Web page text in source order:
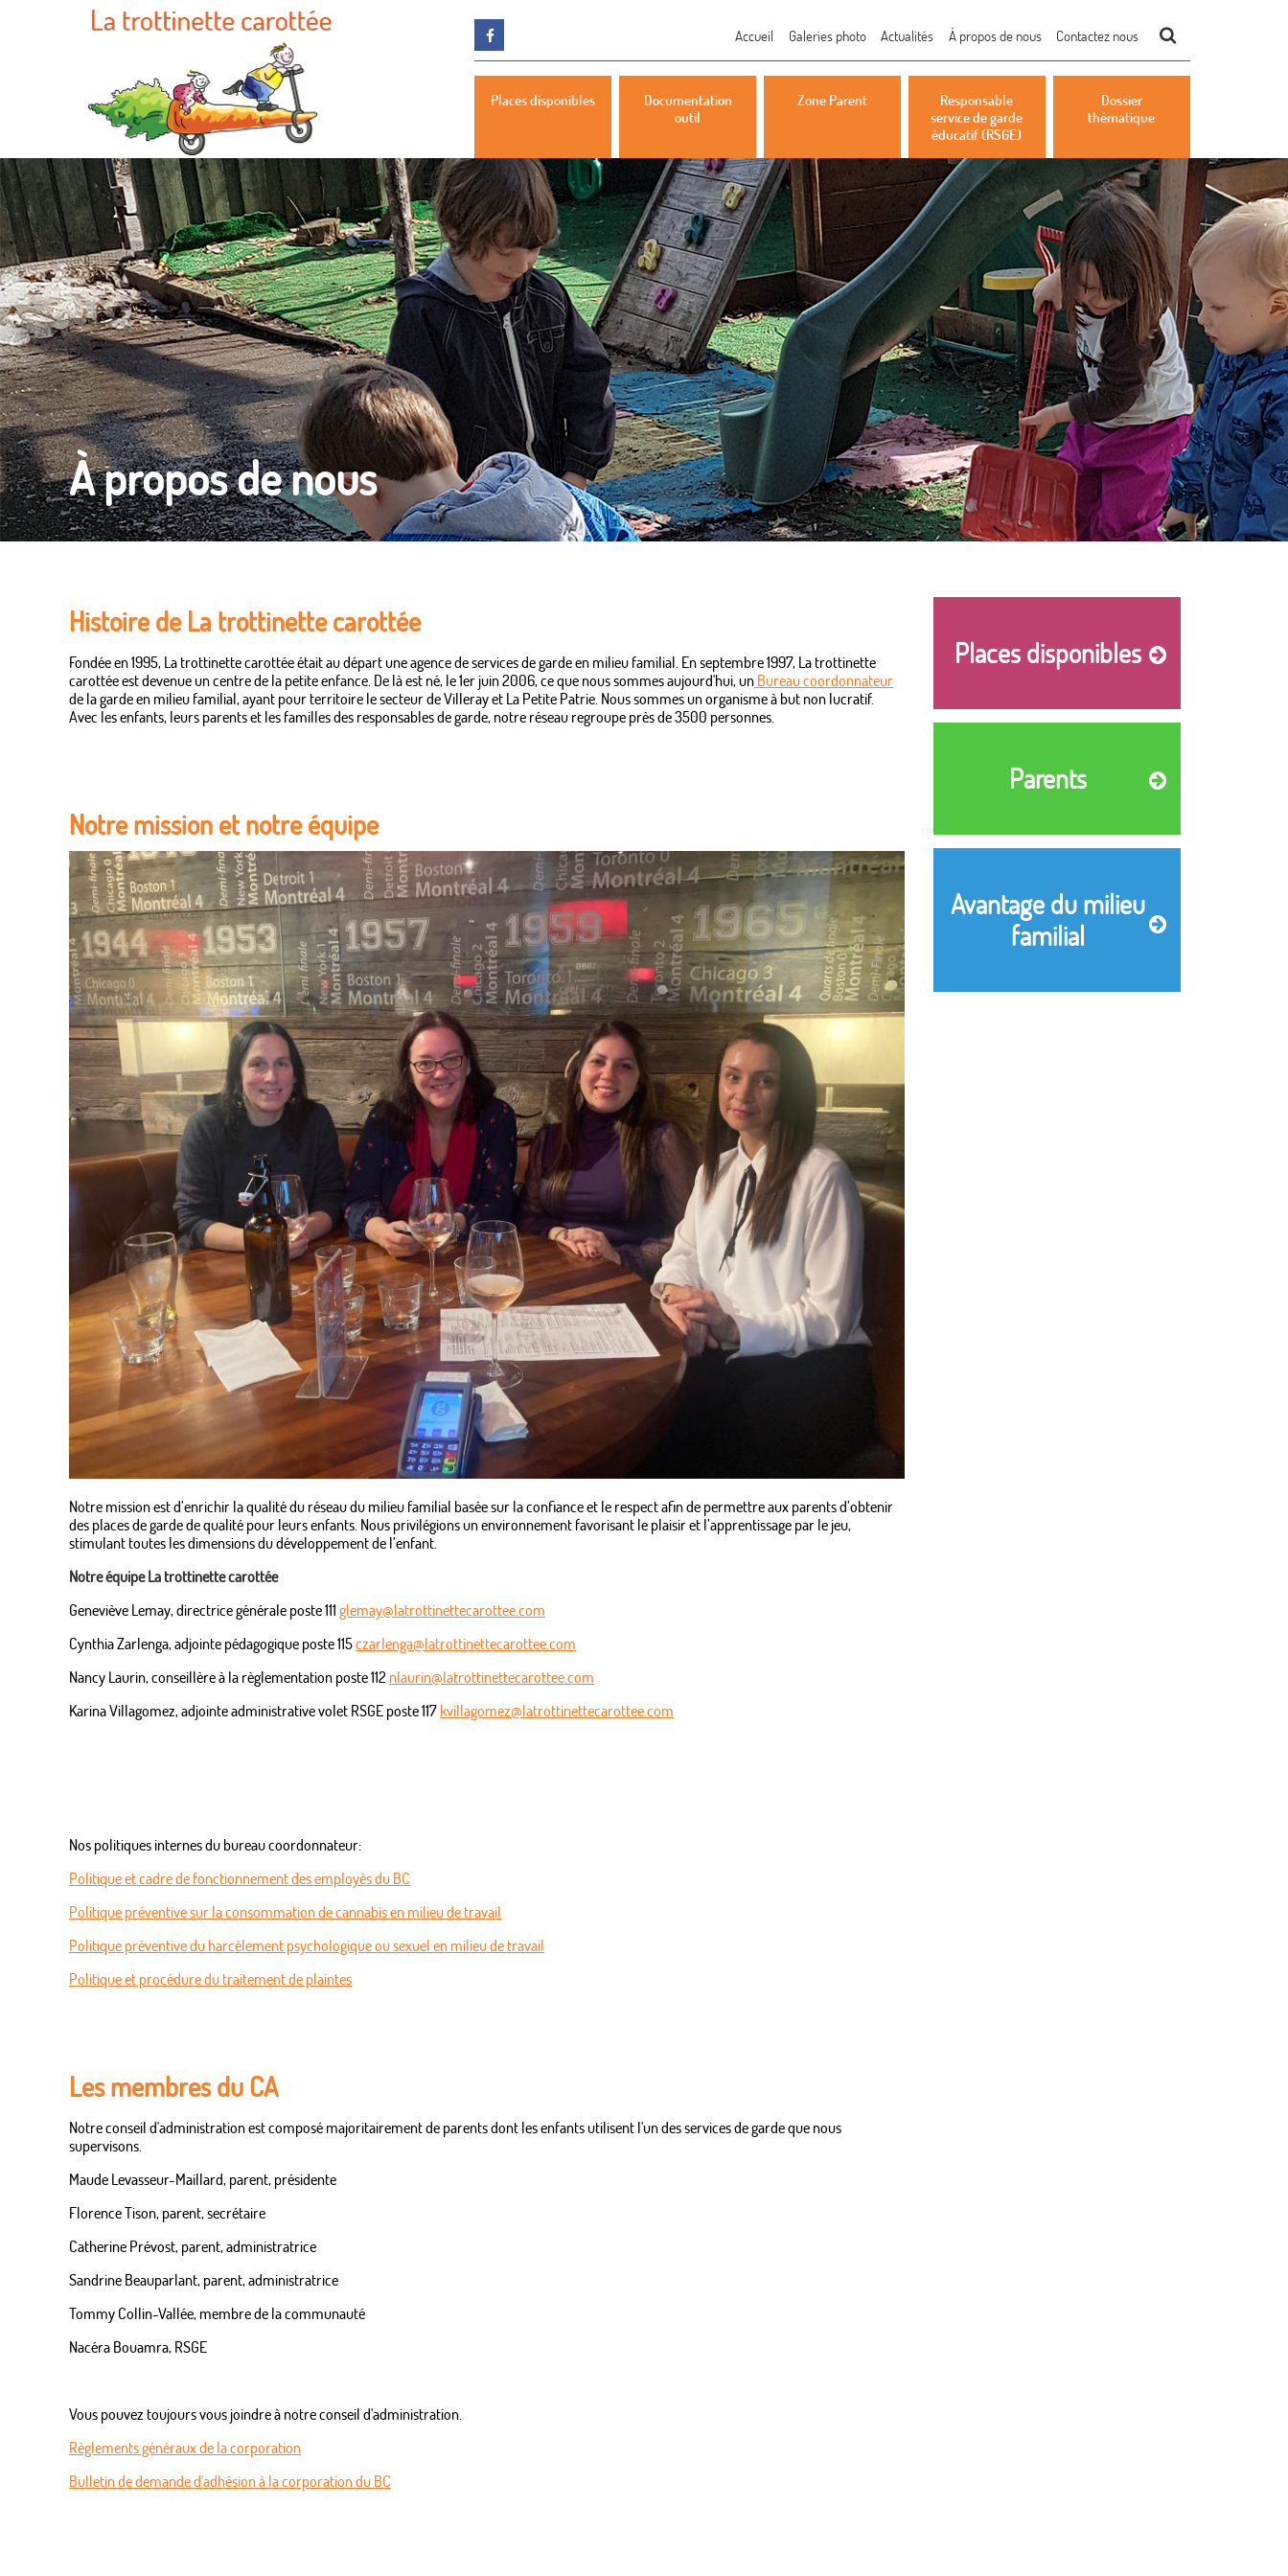
Accueil Galeries photo Actualités À propos de nous Contactez nous
Places disponibles
Documentation
outil
Zone Parent
Responsable
service de garde
éducatif (RSGE)
Dossier
thématique
À propos de nous
Histoire de La trottinette carottée
Fondée en 1995, La trottinette carottée était au départ une agence de services de garde en milieu familial. En septembre 1997, La trottinette
carottée est devenue un centre de la petite enfance. De là est né, le 1er juin 2006, ce que nous sommes aujourd'hui, unBureau coordonnateur
de la garde en milieu familial, ayant pour territoire le secteur de Villeray et La Petite Patrie. Nous sommes un organisme à but non lucratif.
Avec les enfants, leurs parents et les familles des responsables de garde, notre réseau regroupe près de 3500 personnes.
Notre mission et notre équipe
Notre mission est d’enrichir la qualité du réseau du milieu familial basée sur la confiance et le respect afin de permettre aux parents d’obtenir
des places de garde de qualité pour leurs enfants. Nous privilégions un environnement favorisant le plaisir et l’apprentissage par le jeu,
stimulant toutes les dimensions du développement de l’enfant.
Notre équipe La trottinette carottée
Geneviève Lemay, directrice générale poste 111glemay@latrottinettecarottee.com
Cynthia Zarlenga, adjointe pédagogique poste 115czarlenga@latrottinettecarottee.com
Nancy Laurin, conseillère à la règlementation poste 112nlaurin@latrottinettecarottee.com
Karina Villagomez, adjointe administrative volet RSGE poste 117kvillagomez@latrottinettecarottee.com
Nos politiques internes du bureau coordonnateur:
Politique et cadre de fonctionnement des employés du BC
Politique préventive sur la consommation de cannabis en milieu de travail
Politique préventive du harcèlement psychologique ou sexuel en milieu de travail
Politique et procédure du traitement de plaintes
Les membres du CA
Notre conseil d'administration est composé majoritairement de parents dont les enfants utilisent l'un des services de garde que nous
supervisons.
Maude Levasseur-Maillard, parent, présidente
Florence Tison, parent, secrétaire
Catherine Prévost, parent, administratrice
Sandrine Beauparlant, parent, administratrice
Tommy Collin-Vallée, membre de la communauté
Nacéra Bouamra, RSGE
Vous pouvez toujours vous joindre à notre conseil d'administration.
Règlements généraux de la corporation
Bulletin de demande d'adhésion à la corporation du BC
Places disponibles
Parents
Avantage du milieu
familial